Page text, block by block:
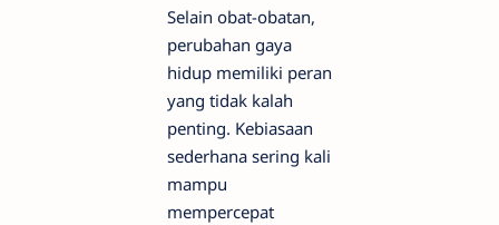
Selain obat-obatan,
perubahan gaya
hidup memiliki peran
yang tidak kalah
penting. Kebiasaan
sederhana sering kali
mampu
mempercepat